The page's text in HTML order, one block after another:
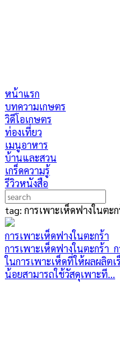
หน้าแรก
บทความเกษตร
วิดีโอเกษตร
ท่องเที่ยว
เมนูอาหาร
บ้านและสวน
เกร็ดความรู้
รีวิวหนังสือ
tag: การเพาะเห็ดฟางในตะก
การเพาะเห็ดฟางในตะกร้า
การเพาะเห็ดฟางในตะกร้า
ในการเพาะเห็ดที่ให้ผลผลิต
น้อยสามารถใช้วัสดุเพาะที...